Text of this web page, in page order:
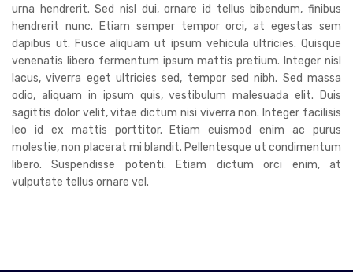
urna hendrerit. Sed nisl dui, ornare id tellus bibendum, finibus
hendrerit nunc. Etiam semper tempor orci, at egestas sem
dapibus ut. Fusce aliquam ut ipsum vehicula ultricies. Quisque
venenatis libero fermentum ipsum mattis pretium. Integer nisl
lacus, viverra eget ultricies sed, tempor sed nibh. Sed massa
odio, aliquam in ipsum quis, vestibulum malesuada elit. Duis
sagittis dolor velit, vitae dictum nisi viverra non. Integer facilisis
leo id ex mattis porttitor. Etiam euismod enim ac purus
molestie, non placerat mi blandit. Pellentesque ut condimentum
libero. Suspendisse potenti. Etiam dictum orci enim, at
vulputate tellus ornare vel.